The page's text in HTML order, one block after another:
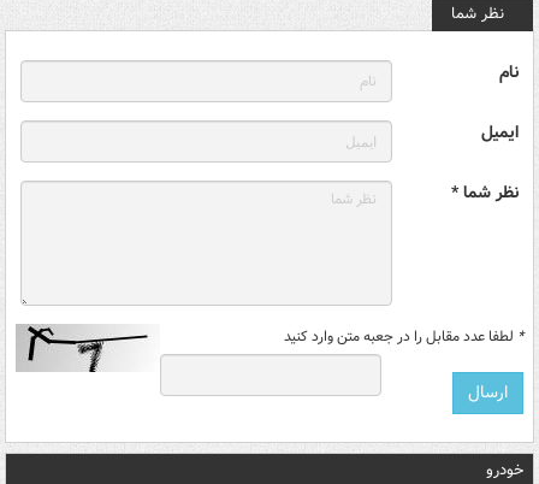
نظر شما
نام
ایمیل
نظر شما *
* لطفا عدد مقابل را در جعبه متن وارد کنید
خودرو